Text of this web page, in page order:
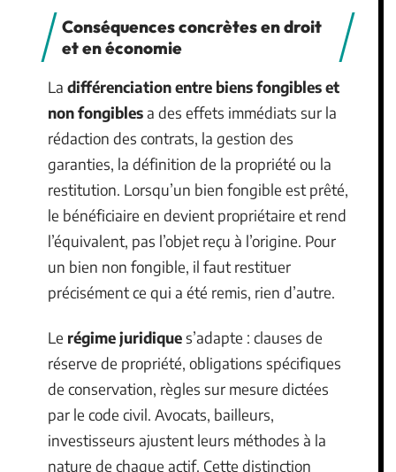
Conséquences concrètes en droit
et en économie
La différenciation entre biens fongibles et
non fongiblesa des effets immédiats sur la
rédaction des contrats, la gestion des
garanties, la définition de la propriété ou la
restitution. Lorsqu’un bien fongible est prêté,
le bénéficiaire en devient propriétaire et rend
l’équivalent, pas l’objet reçu à l’origine. Pour
un bien non fongible, il faut restituer
précisément ce qui a été remis, rien d’autre.
Le régime juridiques’adapte : clauses de
réserve de propriété, obligations spécifiques
de conservation, règles sur mesure dictées
par le code civil. Avocats, bailleurs,
investisseurs ajustent leurs méthodes à la
nature de chaque actif. Cette distinction